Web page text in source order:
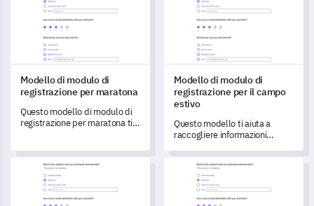
Modello di modulo di
registrazione per maratona
Questo modello di modulo di
registrazione per maratona ti
comprendere le esigenze dei
partecipanti, migliorando
l'esperienza del giorno della
Modello di modulo di
registrazione per il campo
estivo
Questo modello ti aiuta a
raccogliere informazioni
preferenze per creare
un'esperienza personalizzata
al campo estivo.
Modello di sondaggio sul feedback dell'imballaggio del
Modello di sondaggio sul